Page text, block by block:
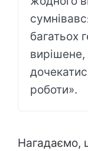
багатьох
вирішене,
роботи».
Нагадаємо,